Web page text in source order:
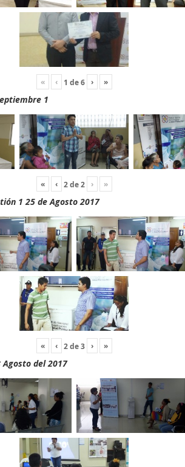
« ‹ 1 de6 › »
1
« ‹ 2de2 › »
1 25 de Agosto 2017
« ‹ 2de3 › »
del 2017